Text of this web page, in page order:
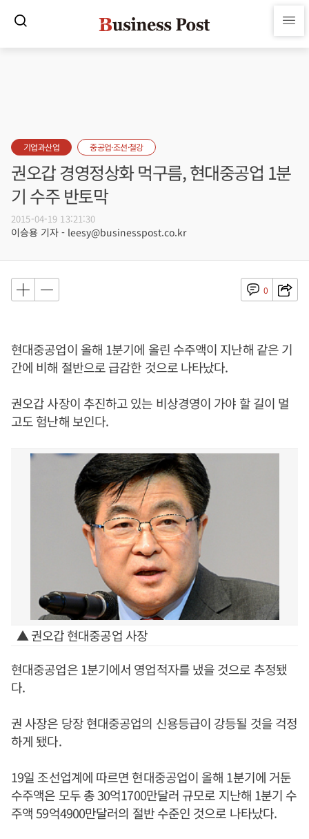
기업과산업 중공업·조선·철강
권오갑 경영정상화 먹구름, 현대중공업 1분
기 수주 반토막
2015-04-19 13:21:30
이승용 기자 - leesy@businesspost.co.kr
0
현대중공업이 올해 1분기에 올린 수주액이 지난해 같은 기
간에 비해 절반으로 급감한 것으로 나타났다.
권오갑 사장이 추진하고 있는 비상경영이 가야 할 길이 멀
고도 험난해 보인다.
▲ 권오갑 현대중공업 사장
현대중공업은 1분기에서 영업적자를 냈을 것으로 추정됐
다.
권 사장은 당장 현대중공업의 신용등급이 강등될 것을 걱정
하게 됐다.
19일 조선업계에 따르면 현대중공업이 올해 1분기에 거둔
수주액은 모두 총 30억1700만달러 규모로 지난해 1분기 수
주액 59억4900만달러의 절반 수준인 것으로 나타났다.